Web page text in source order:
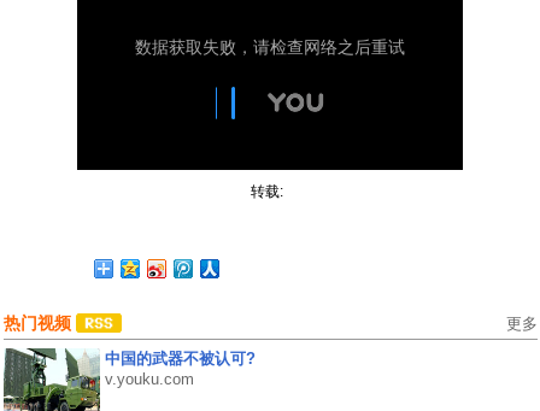
转载:
热门视频 更多
中国的武器不被认可?
v.youku.com